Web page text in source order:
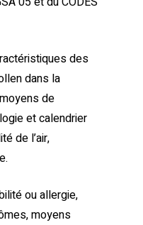
des
dans la
de
et calendrier
de l’air,
ou allergie,
moyens